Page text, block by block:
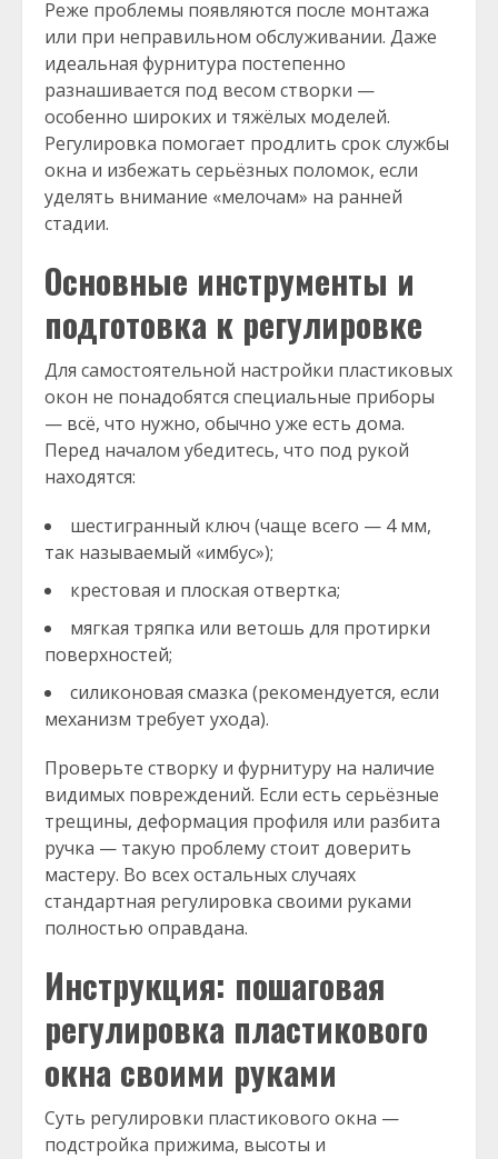
Реже проблемы появляются после монтажа
или при неправильном обслуживании. Даже
идеальная фурнитура постепенно
разнашивается под весом створки —
особенно широких и тяжёлых моделей.
Регулировка помогает продлить срок службы
окна и избежать серьёзных поломок, если
уделять внимание «мелочам» на ранней
стадии.
Основные инструменты и
подготовка к регулировке
Для самостоятельной настройки пластиковых
окон не понадобятся специальные приборы
— всё, что нужно, обычно уже есть дома.
Перед началом убедитесь, что под рукой
находятся:
шестигранный ключ (чаще всего — 4 мм,
так называемый «имбус»);
крестовая и плоская отвертка;
мягкая тряпка или ветошь для протирки
поверхностей;
силиконовая смазка (рекомендуется, если
механизм требует ухода).
Проверьте створку и фурнитуру на наличие
видимых повреждений. Если есть серьёзные
трещины, деформация профиля или разбита
ручка — такую проблему стоит доверить
мастеру. Во всех остальных случаях
стандартная регулировка своими руками
полностью оправдана.
Инструкция: пошаговая
регулировка пластикового
окна своими руками
Суть регулировки пластикового окна —
подстройка прижима, высоты и